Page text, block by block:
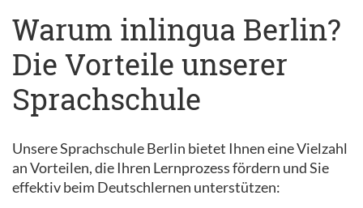
Warum inlingua Berlin?
Die Vorteile unserer
Sprachschule
Unsere Sprachschule Berlin bietet Ihnen eine Vielzahl
an Vorteilen, die Ihren Lernprozess fördern und Sie
effektiv beim Deutschlernen unterstützen: